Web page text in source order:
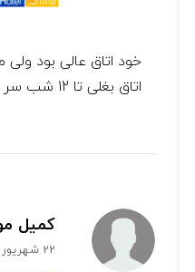
خود اتاق عالی بود ولی
اتاق بغلی تا 12 شب سر و صدا بود
کمیل
22 شهریور 1399